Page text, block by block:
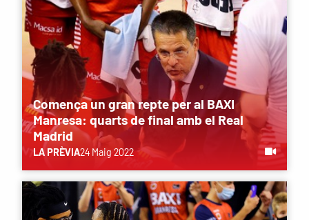
Comença un gran repte per al BAXI
Manresa: quarts de final amb el Real
Madrid
LA PRÈVIA24 Maig 2022